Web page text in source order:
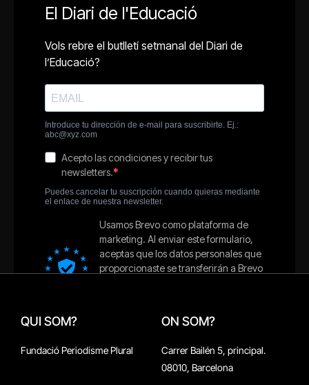
QUI SOM?
Fundació Periodisme Plural
ON SOM?
Carrer Bailén 5, principal.
08010, Barcelona